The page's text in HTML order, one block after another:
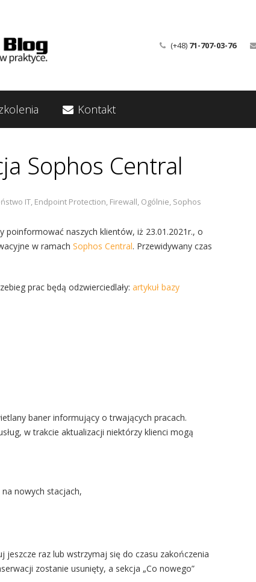
(+48) 71-707-03-76
Kontakt
Sophos Central
IT, Endpoint Protection, Firewall, Ogólnie, Sophos
naszych klientów, iż 23.01.2021r., o
w ramach Sophos Central. Przewidywany czas
prac będą odzwierciedlały: artykuł bazy
baner informujący o trwających pracach.
w trakcie aktualizacji niektórzy klienci mogą
na nowych stacjach,
jeszcze raz lub wstrzymaj się do czasu zakończenia
zostanie usunięty, a sekcja „Co nowego”